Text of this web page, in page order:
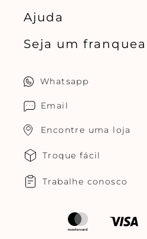
Missão, visão e valores
Ajuda
Central de
Seja um
Whatsapp
Email
Encontre uma loja
Troque fácil
Trabalhe conosco